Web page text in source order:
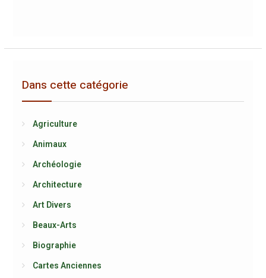
Dans cette catégorie
Agriculture
Animaux
Archéologie
Architecture
Art Divers
Beaux-Arts
Biographie
Cartes Anciennes